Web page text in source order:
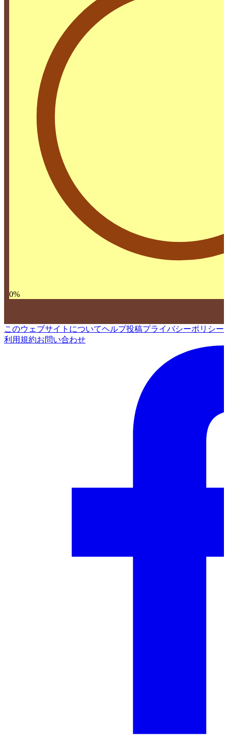
0%
このウェブサイトについてヘルプ投稿プライバシーポリシー
利用規約お問い合わせ